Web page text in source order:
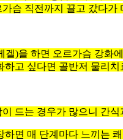
슴 직전까지 끌고 갔다
)을 하면 오르가슴 강화
고 싶다면 골반저 물리
드는 경우가 많으니 간
면 매 단계마다 느끼는